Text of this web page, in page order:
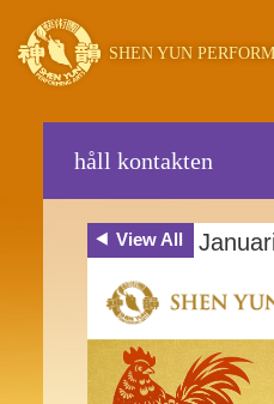
SHEN YUN
håll kontakten
View All